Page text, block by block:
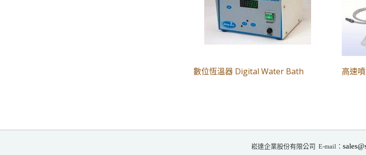
數位恆溫器 Digital Water Bath 高速
崧達企業股份有限公司 E-mail：